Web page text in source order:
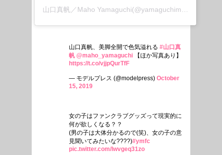
山口真帆／Maho Yamaguchi(@yamaguchimaho_official)がシェアした投稿 –
山口真帆、美脚全開で色気溢れる #山口真
帆 @maho_yamaguchi 【ほか写真あり】
https://t.co/vjjpQurTfF
— モデルプレス (@modelpress) October
15, 2019
女の子はファンクラブグッズって現実的に
何が欲しくなる？？
(男の子は大体分かるので(笑)、女の子の意
見聞いてみたいな????)#ymfc
pic.twitter.com/lwvgeq31zo